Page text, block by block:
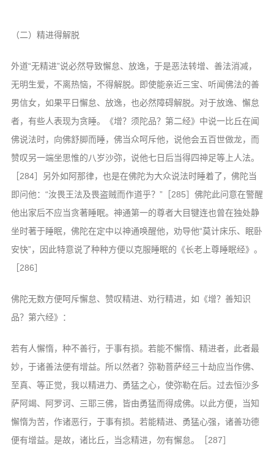
（二）精进得解脱
外道“无精进”说必然导致懈怠、放逸，于是恶法转增、善法消减，
无明生爱，不离热恼，不得解脱。即使能亲近三宝、听闻佛法的善
男信女，如果平日懈怠、放逸，也必然障碍解脱。对于放逸、懈怠
者，有些人表现为贪睡。《增？须陀品？第二经》中说一比丘在闻
佛说法时，向佛舒脚而睡，佛当众呵斥他，说他会五百世做龙，而
赞叹另一端坐思惟的八岁沙弥，说他七日后当得四神足等上人法。
［284］另外如阿那律，也是在佛陀为大众说法时睡着了，佛陀当
即问他：“汝畏王法及畏盗贼而作道乎？”［285］佛陀此问意在警醒
他出家后不应当贪著睡眠。神通第一的尊者大目犍连也曾在独处静
坐时著于睡眠，佛陀在定中以神通唤醒他，劝导他“莫计床乐、眠卧
安快”，因此特意说了种种方便以克服睡眠的《长老上尊睡眠经》。
［286］
佛陀无数方便呵斥懈怠、赞叹精进、劝行精进，如《增？善知识
品？第六经》：
若有人懈惰，种不善行，于事有损。若能不懈惰、精进者，此者最
妙，于诸善法便有增益。所以然者？弥勒菩萨经三十劫应当作佛、
至真、等正觉，我以精进力、勇猛之心，使弥勒在后。过去恒沙多
萨阿竭、阿罗诃、三耶三佛，皆由勇猛而得成佛。以此方便，当知
懈惰为苦，作诸恶行，于事有损。若能精进、勇猛心强，诸善功德
便有增益。是故，诸比丘，当念精进，勿有懈怠。［287］